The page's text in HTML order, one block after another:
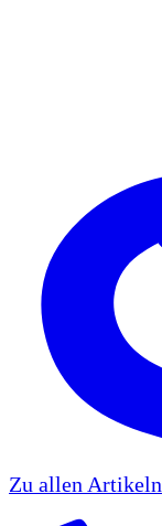
Zu allen Artikeln